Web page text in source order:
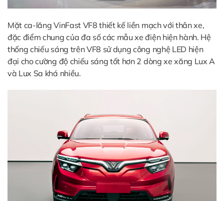
Mặt ca-lăng VinFast VF8 thiết kế liền mạch với thân xe,
đặc điểm chung của đa số các mẫu xe điện hiện hành. Hệ
thống chiếu sáng trên VF8 sử dụng công nghệ LED hiện
đại cho cường độ chiếu sáng tốt hơn 2 dòng xe xăng Lux A
và Lux Sa khá nhiều.